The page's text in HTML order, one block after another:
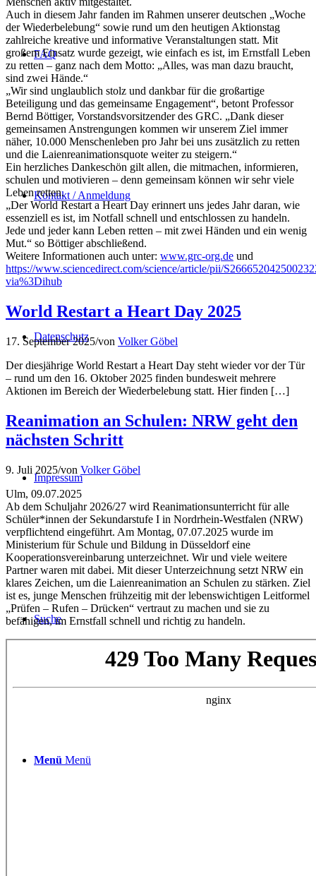
FAQ
Kontakt / Anmeldung
Datenschutz
Impressum
Suche
Menü Menü
Auch in diesem Jahr fanden im Rahmen unserer deutschen „Woche
der Wiederbelebung“ sowie rund um den heutigen Aktionstag
zahlreiche kreative und informative Veranstaltungen statt. Mit
großem Einsatz wurde gezeigt, wie einfach es ist, im Ernstfall Leben
zu retten – ganz nach dem Motto: „Alles, was man dazu braucht,
sind zwei Hände.“
„Wir sind unglaublich stolz und dankbar für die großartige
Beteiligung und das gemeinsame Engagement“, betont Professor
Bernd Böttiger, Vorstandsvorsitzender des GRC. „Dank dieser
gemeinsamen Anstrengungen kommen wir unserem Ziel immer
näher, 10.000 Menschenleben pro Jahr bei uns zusätzlich zu retten
und die Laienreanimationsquote weiter zu steigern.“
Ein herzliches Dankeschön gilt allen, die mitmachen, informieren,
schulen und motivieren – denn gemeinsam können wir sehr viele
Leben retten.
„Der World Restart a Heart Day erinnert uns jedes Jahr daran, wie
essenziell es ist, im Notfall schnell und entschlossen zu handeln.
Jede und jeder kann Leben retten – mit zwei Händen und ein wenig
Mut.“ so Böttiger abschließend.
Weitere Informationen auch unter: www.grc-org.de und
https://www.sciencedirect.com/science/article/pii/
via%3Dihub
World Restart a Heart Day 2025
17. September 2025/von Volker Göbel
Der diesjährige World Restart a Heart Day steht wieder vor der Tür
– rund um den 16. Oktober 2025 finden bundesweit mehrere
Aktionen im Bereich der Wiederbelebung statt. Hier finden […]
Reanimation an Schulen: NRW geht den
nächsten Schritt
9. Juli 2025/von Volker Göbel
Ulm, 09.07.2025
Ab dem Schuljahr 2026/27 wird Reanimationsunterricht für alle
Schüler*innen der Sekundarstufe I in Nordrhein-Westfalen (NRW)
verpflichtend eingeführt. Am Montag, 07.07.2025 wurde im
Ministerium für Schule und Bildung in Düsseldorf eine
Kooperationsvereinbarung unterzeichnet. Wir und viele weitere
Partner waren mit dabei. Mit dieser Unterzeichnung setzt NRW ein
klares Zeichen, um die Laienreanimation an Schulen zu stärken. Ziel
ist es, junge Menschen frühzeitig mit der lebenswichtigen Leitformel
„Prüfen – Rufen – Drücken“ vertraut zu machen und sie zu
befähigen, im Ernstfall schnell und richtig zu handeln.